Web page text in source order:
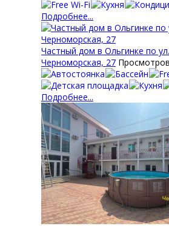
Подробнее...
Частный дом в Ольгинке по ул.
Черноморская, 27
Подробнее...